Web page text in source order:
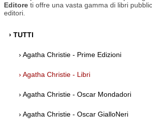
Editore ti offre una vasta gamma di libri
editori.
› TUTTI
› Agatha Christie - Prime Edizioni
› Agatha Christie - Libri
› Agatha Christie - Oscar Mondadori
› Agatha Christie - Oscar GialloNeri